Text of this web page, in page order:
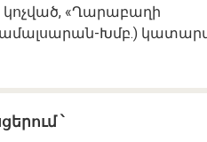
«Ղարաբաղի
Խմբ.)
՝